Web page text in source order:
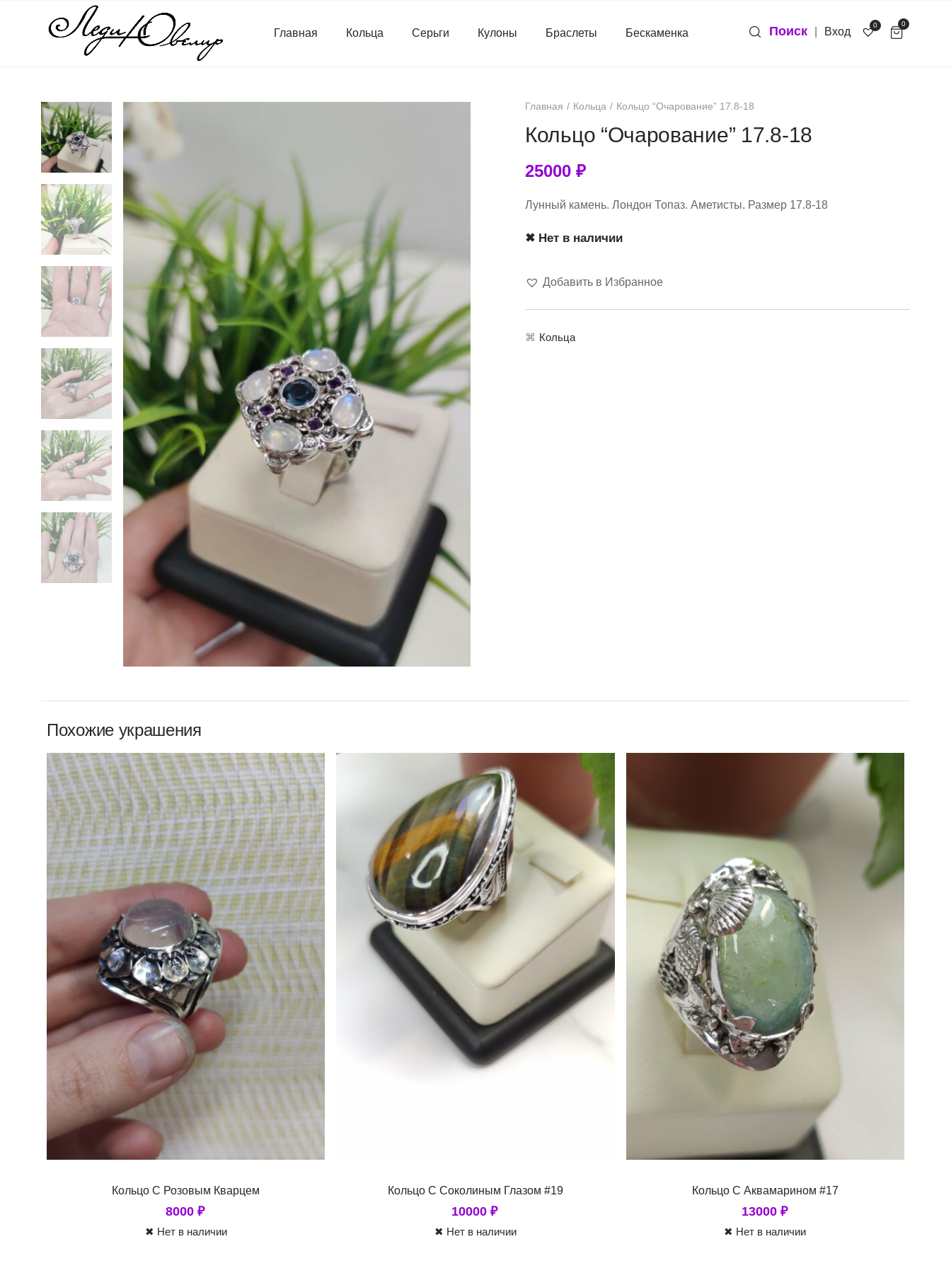
Главная Кольца Серьги Кулоны Браслеты Бескаменка Поиск Вход
0 0
Главная Кольца Кольцо “Очарование” 17.8-18
Кольцо “Очарование” 17.8-18
25000 ₽
Лунный камень. Лондон Топаз. Аметисты. Размер 17.8-18
✖ Нет в наличии
Добавить в Избранное
⌘ Кольца
Похожие украшения
Кольцо С Розовым Кварцем
8000₽
✖ Нет в наличии
Кольцо С Соколиным Глазом #19
10000₽
✖ Нет в наличии
Кольцо С Аквамарином #17
13000 ₽
✖ Нет в наличии